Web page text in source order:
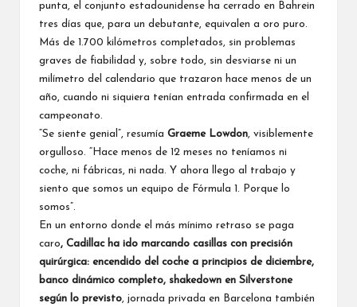
punta, el conjunto estadounidense ha cerrado en Bahrein
tres días que, para un debutante, equivalen a oro puro.
Más de 1.700 kilómetros completados, sin problemas
graves de fiabilidad y, sobre todo, sin desviarse ni un
milímetro del calendario que trazaron hace menos de un
año, cuando ni siquiera tenían entrada confirmada en el
campeonato.
“Se siente genial”, resumía Graeme Lowdon, visiblemente
orgulloso. “Hace menos de 12 meses no teníamos ni
coche, ni fábricas, ni nada. Y ahora llego al trabajo y
siento que somos un equipo de Fórmula 1. Porque lo
somos”.
En un entorno donde el más mínimo retraso se paga
caro, Cadillac ha ido marcando casillas con precisión
quirúrgica: encendido del coche a principios de diciembre,
banco dinámico completo, shakedown en Silverstone
según lo previsto, jornada privada en Barcelona también